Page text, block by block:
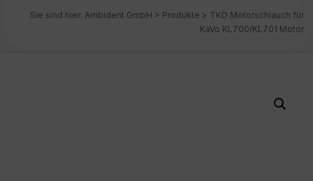
Sie sind hier: Ambident GmbH > Produkte > TKD Motorschlauch für
KaVo KL700/KL701 Motor